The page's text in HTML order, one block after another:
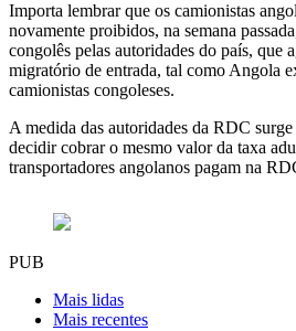
Importa lembrar que os camionistas
novamente proibidos, na semana
congolês pelas autoridades do país, que
migratório de entrada, tal como Angola
camionistas congoleses.
A medida das autoridades da RDC
decidir cobrar o mesmo valor da taxa
transportadores angolanos pagam na
PUB
Mais lidas
Mais recentes